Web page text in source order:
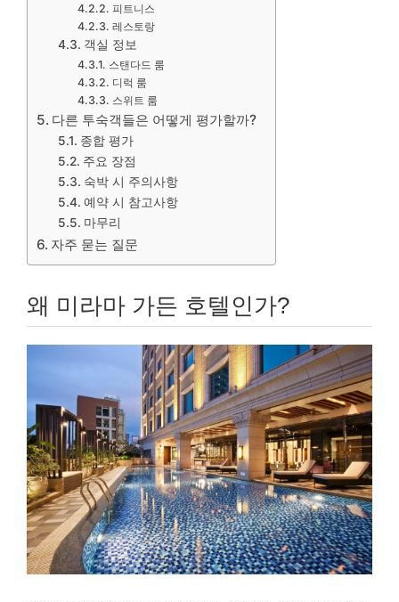
피트니스
레스토랑
객실 정보
스탠다드 룸
디럭 룸
스위트 룸
다른 투숙객들은 어떻게 평가할까?
종합 평가
주요 장점
숙박 시 주의사항
예약 시 참고사항
마무리
자주 묻는 질문
왜 미라마 가든 호텔인가?